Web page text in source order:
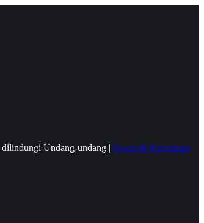
Undang-undang | Syarat & Ketentuan